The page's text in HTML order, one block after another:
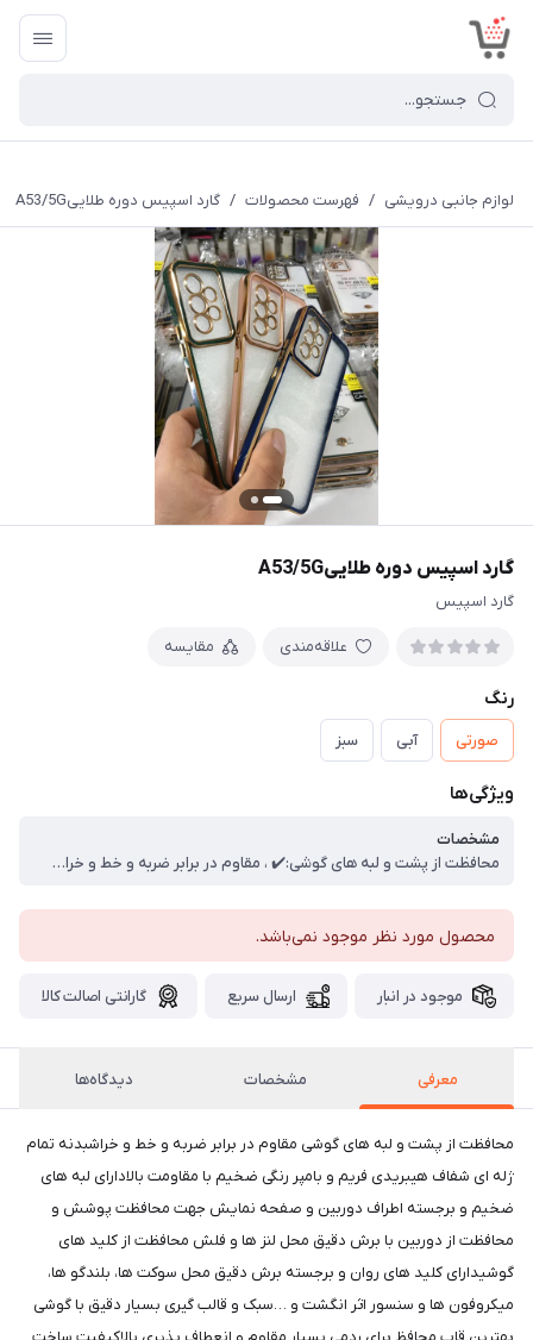
لوازم جانبی درویشی / فهرست محصولات / گارد اسپیس دوره طلاییA53/5G
گارد اسپیس دوره طلاییA53/5G
گارد اسپیس
علاقه‌مندی مقایسه
رنگ
صورتی آبی سبز
ویژگی‌ها
مشخصات
محافظت از پشت و لبه های گوشی:✔️ ، مقاوم در برابر ضربه و خط و خراش:✔️ ، بدنه تمام ژله ای شفاف هیبریدی:✔️ ، فریم و بامپر رنگی ضخیم با مقاومت بالا:✔️
محصول مورد نظر موجود نمی‌باشد.
موجود در انبار ارسال سریع گارانتی اصالت کالا
معرفی مشخصات دیدگاه‌ها
محافظت از پشت و لبه های گوشی مقاوم در برابر ضربه و خط و خراشبدنه تمام
ژله ای شفاف هیبریدی فریم و بامپر رنگی ضخیم با مقاومت بالادارای لبه های
ضخیم و برجسته اطراف دوربین و صفحه نمایش جهت محافظت پوشش و
محافظت از دوربین با برش دقیق محل لنز ها و فلش محافظت از کلید های
گوشیدارای کلید های روان و برجسته برش دقیق محل سوکت ها، بلندگو ها،
میکروفون ها و سنسور اثر انگشت و …سبک و قالب گیری بسیار دقیق با گوشی